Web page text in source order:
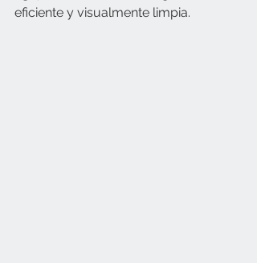
eficiente y visualmente limpia.